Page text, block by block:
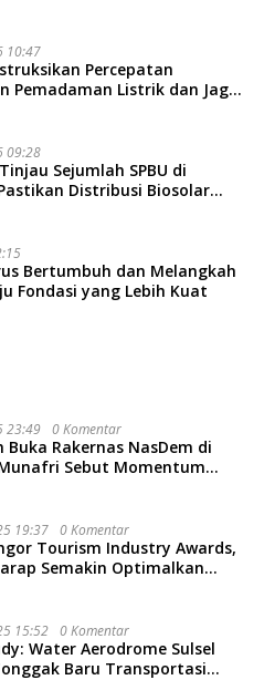
10:47
Percepatan
Pemadaman Listrik dan Jaga
09:28
Sejumlah SPBU di
Distribusi Biosolar
Bertumbuh dan Melangkah
Fondasi yang Lebih Kuat
23:49 0 Komentar
Buka Rakernas NasDem di
Sebut Momentum
19:37 0 Komentar
Tourism Industry Awards,
Semakin Optimalkan
15:52 0 Komentar
Water Aerodrome Sulsel
Baru Transportasi